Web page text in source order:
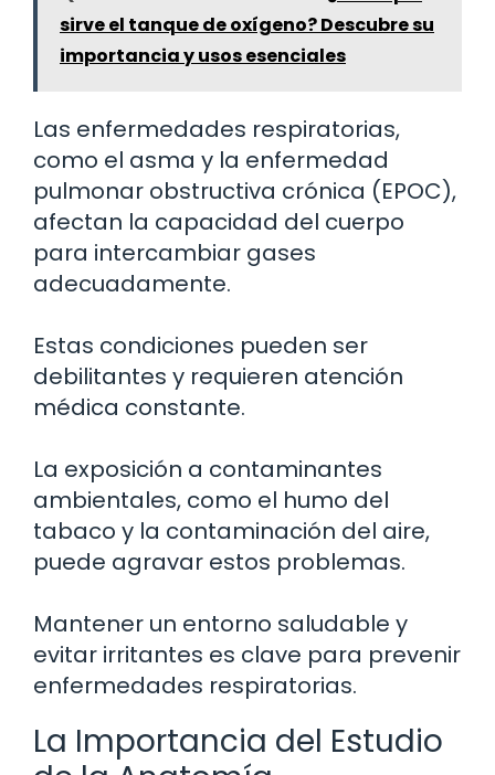
sirve el tanque de oxígeno? Descubre su
importancia y usos esenciales
Las enfermedades respiratorias,
como el asma y la enfermedad
pulmonar obstructiva crónica (EPOC),
afectan la capacidad del cuerpo
para intercambiar gases
adecuadamente.
Estas condiciones pueden ser
debilitantes y requieren atención
médica constante.
La exposición a contaminantes
ambientales, como el humo del
tabaco y la contaminación del aire,
puede agravar estos problemas.
Mantener un entorno saludable y
evitar irritantes es clave para prevenir
enfermedades respiratorias.
La Importancia del Estudio